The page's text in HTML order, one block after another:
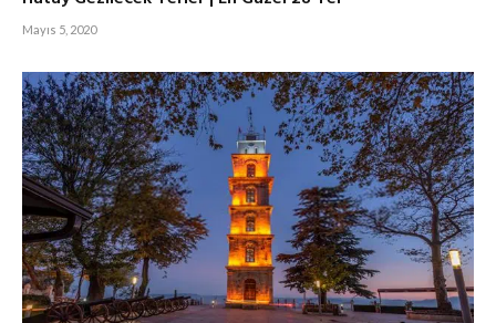
Mayıs 5, 2020